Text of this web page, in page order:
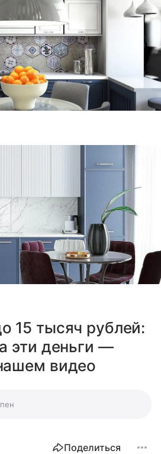
15 тысяч рублей:
эти деньги —
видео
Поделиться